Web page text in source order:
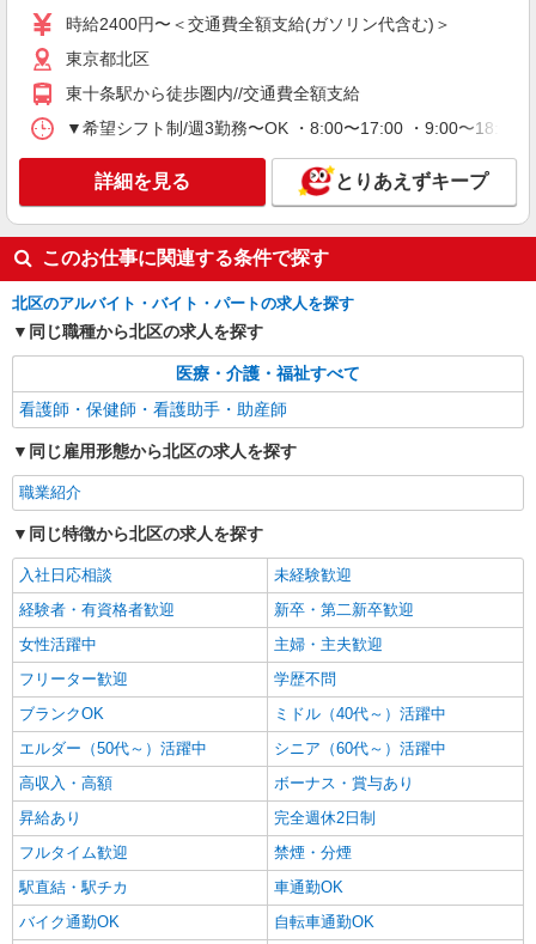
東京都北区
キープ
派遣社員
東十条駅≫タイパ重視で稼げる看護助手＊無料
資格支援で時給UP
時給1650円〜2312円 ＜日払い有/週払い有/交
通費全支給(ガソリン代含む)＞
東京都北区
キープ
株式会社kotrio /●SW-H1-2100311
東十条駅｜家庭と両立できる＊デイサービス看
護師【夜勤なし】
通費全支給(ガソリン代含む)＞
東京都北区
キープ 詳細を見る
時給2400円〜＜交通費全額支給(ガソリン代含む)＞
東京都北区
東十条駅から徒歩圏内//交通費全額支給
▼希望シフト制/週3勤務〜OK ・8:00〜17:00 ・9:00〜
詳細を見る とりあえずキープ
このお仕事に関連する条件で探す
北区のアルバイト・バイト・パートの求人を探す
同じ職種から北区の求人を探す
医療・介護・福祉すべて
看護師・保健師・看護助手・助産師
同じ雇用形態から北区の求人を探す
職業紹介
同じ特徴から北区の求人を探す
入社日応相談
未経験歓迎
経験者・有資格者歓迎
新卒・第二新卒歓迎
女性活躍中
主婦・主夫歓迎
フリーター歓迎
学歴不問
ブランクOK
ミドル（40代～）活躍中
エルダー（50代～）活躍中
シニア（60代～）活躍中
高収入・高額
ボーナス・賞与あり
昇給あり
完全週休2日制
フルタイム歓迎
禁煙・分煙
駅直結・駅チカ
車通勤OK
バイク通勤OK
自転車通勤OK